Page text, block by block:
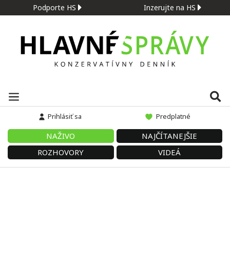
Podporte HS Inzerujte na HS
Prihlásiť sa Predplatné
NAŽIVO
NAJČÍTANEJŠIE
ROZHOVORY
VIDEÁ